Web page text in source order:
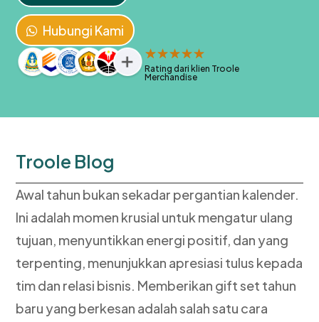
Hubungi Kami
☆☆☆☆☆
Rating dari klien Troole
Merchandise
Troole Blog
Awal tahun bukan sekadar pergantian kalender.
Ini adalah momen krusial untuk mengatur ulang
tujuan, menyuntikkan energi positif, dan yang
terpenting, menunjukkan apresiasi tulus kepada
tim dan relasi bisnis. Memberikan gift set tahun
baru yang berkesan adalah salah satu cara